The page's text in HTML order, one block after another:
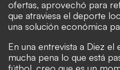
ofertas, aprovechó para
que atraviesa el deporte
una solución económica
En una entrevista a Diez
mucha pena lo que está